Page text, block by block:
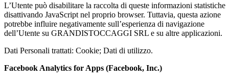
L’Utente può disabilitare la raccolta di queste informazioni statistiche
disattivando JavaScript nel proprio browser. Tuttavia, questa azione
potrebbe influire negativamente sull’esperienza di navigazione
dell’Utente su GRANDISTOCCAGGI SRL e su altre applicazioni.
Dati Personali trattati: Cookie; Dati di utilizzo.
Facebook Analytics for Apps (Facebook, Inc.)